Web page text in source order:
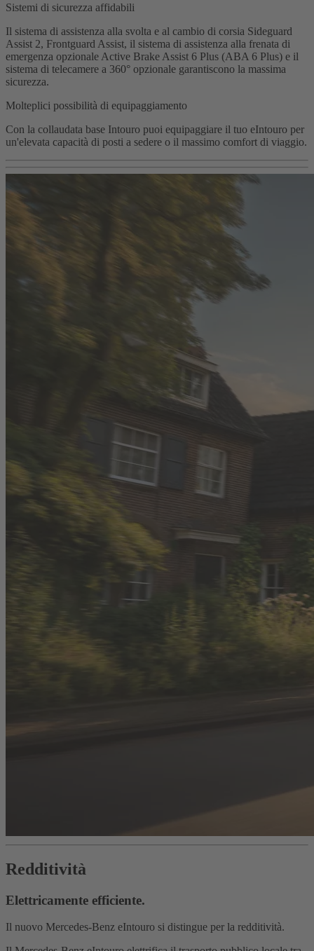
Sistemi di sicurezza affidabili
Il sistema di assistenza alla svolta e al cambio di corsia Sideguard
Assist 2, Frontguard Assist, il sistema di assistenza alla frenata di
emergenza opzionale Active Brake Assist 6 Plus (ABA 6 Plus) e il
sistema di telecamere a 360° opzionale garantiscono la massima
sicurezza.
Molteplici possibilità di equipaggiamento
Con la collaudata base Intouro puoi equipaggiare il tuo eIntouro per
un'elevata capacità di posti a sedere o il massimo comfort di viaggio.
Redditività
Elettricamente efficiente.
Il nuovo Mercedes‑Benz eIntouro si distingue per la redditività.